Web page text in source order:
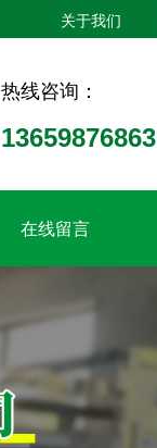
关于我们
在线留言
热线咨询：
13659876863